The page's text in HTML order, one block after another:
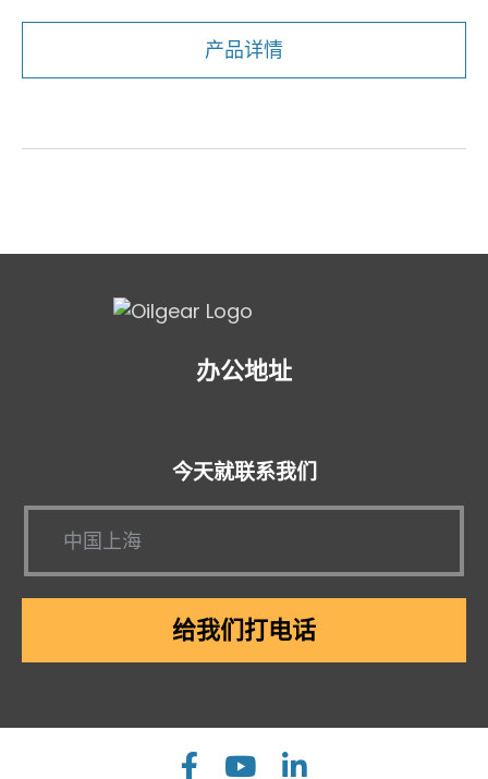
产品详情
办公地址
今天就联系我们
给我们打电话